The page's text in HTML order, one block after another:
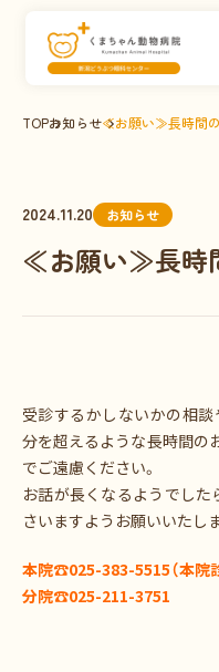
TOPお知らせ≪お願い≫長時間
2024.11.20 お知らせ
≪お願い≫長時
受診するかしないかの相談
分を超えるような長時間の
でご遠慮ください。
お話が長くなるようでした
さいますようお願いいたし
本院☎025-383-5515（本院
分院☎025-211-3751